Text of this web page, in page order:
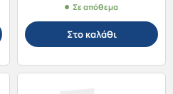
Σε απόθεμα
Στο καλάθι